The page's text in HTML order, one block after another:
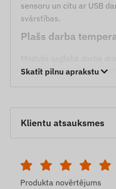
sensoru un citu ar USB
svārstības.
Plašs darba
industriālajā un
Pielietojuma jomas
Transportlīdzekļos
Iepakojuma saturs
Skatīt pilnu aprakstu
Klientu atsauksmes
Produkta novērtējums